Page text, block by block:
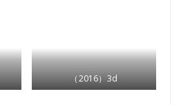
（2016）3d